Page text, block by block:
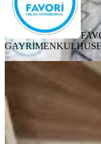
GAYRİMENKUL
SIFIR BİNA